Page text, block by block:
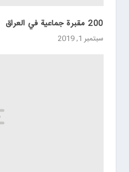
200 مقبرة جماعية في العراق
سبتمبر 1, 2019